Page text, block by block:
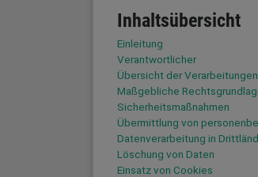
Inhaltsübersicht
Einleitung
Verantwortlicher
Übersicht der Verarbeitungen
Maßgebliche
Sicherheitsmaßnahmen
Übermittlung von
Datenverarbeitung in
Löschung von Daten
Einsatz von Cookies